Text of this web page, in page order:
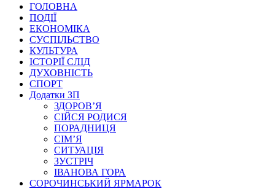
ГОЛОВНА
ПОДІЇ
ЕКОНОМІКА
СУСПІЛЬСТВО
КУЛЬТУРА
ІСТОРІЇ СЛІД
ДУХОВНІСТЬ
СПОРТ
Додатки ЗП
ЗДОРОВ’Я
СІЙСЯ РОДИСЯ
ПОРАДНИЦЯ
СІМ’Я
СИТУАЦІЯ
ЗУСТРІЧ
ІВАНОВА ГОРА
СОРОЧИНСЬКИЙ ЯРМАРОК